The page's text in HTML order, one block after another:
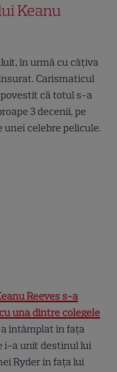
Keanu
în urmă cu câțiva
Carismaticul
că totul s-a
3 decenii, pe
unei celebre pelicule.
Reeves s-a
una dintre colegele
întâmplat în fața
i-a unit destinul lui
Ryder în fața lui